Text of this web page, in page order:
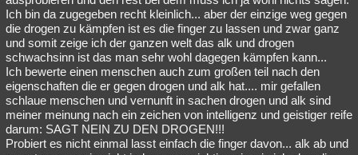
Ich bin da zugegeben recht kleinlich... aber der einzige weg gegen
die drogen zu kämpfen ist es die finger zu lassen und zwar ganz
und somit zeige ich der ganzen welt das alk und drogen
schwachsinn ist das man sehr wohl dagegen kämpfen kann...
Ich bewerte einen menschen auch zum großen teil nach den
eigenschaften die er gegen drogen und alk hat.... mir gefallen
schlaue menschen und vernunft in sachen drogen und alk sind
meiner meinung nach ein zeichen von intelligenz und geistiger reife
darum: SAGT NEIN ZU DEN DROGEN!!!
Probiert es nicht einmal lasst einfach die finger davon... alk ab und